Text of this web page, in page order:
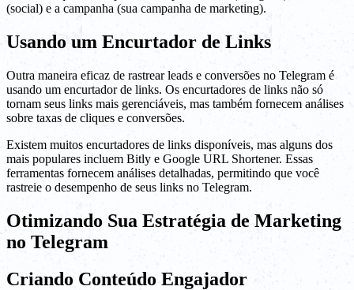
(social) e a campanha (sua campanha de marketing).
Usando um Encurtador de Links
Outra maneira eficaz de rastrear leads e conversões no Telegram é
usando um encurtador de links. Os encurtadores de links não só
tornam seus links mais gerenciáveis, mas também fornecem análises
sobre taxas de cliques e conversões.
Existem muitos encurtadores de links disponíveis, mas alguns dos
mais populares incluem Bitly e Google URL Shortener. Essas
ferramentas fornecem análises detalhadas, permitindo que você
rastreie o desempenho de seus links no Telegram.
Otimizando Sua Estratégia de Marketing
no Telegram
Criando Conteúdo Engajador